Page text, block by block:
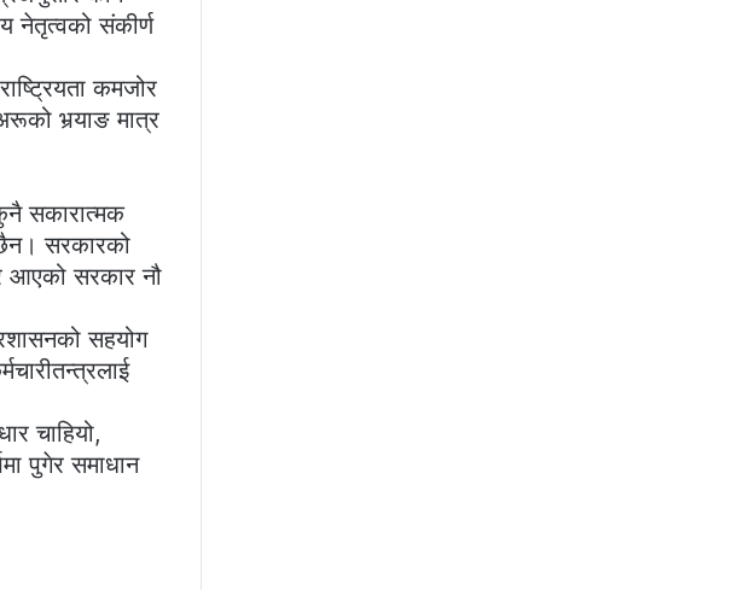
नेतृत्वको संकीर्ण
कमजोर
भर्‍याङ मात्र
सकारात्मक
सरकारको
आएको सरकार नौ
सहयोग
चाहियो,
पुगेर समाधान